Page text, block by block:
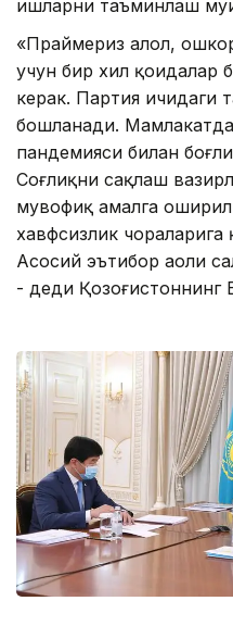
ишларни таъминлаш
«Праймериз ҳалол,
учун бир хил қоидалар
керак. Партия ичидаги
бошланади.
пандемияси билан
Соғлиқни сақлаш
мувофиқ амалга
хавфсизлик
Асосий эътибор аҳоли
- деди Қозоғистоннинг